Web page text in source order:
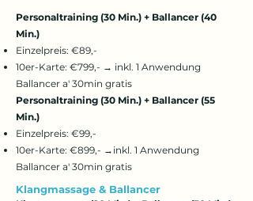
Personaltraining (30 Min.) + Ballancer (40
Min.)
Einzelpreis: €89,-
10er-Karte: €799,- → inkl. 1 Anwendung
Ballancer a' 30min gratis
Personaltraining (30 Min.) + Ballancer (55
Min.)
Einzelpreis: €99,-
10er-Karte: €899,- →inkl. 1 Anwendung
Ballancer a' 30min gratis
Klangmassage & Ballancer